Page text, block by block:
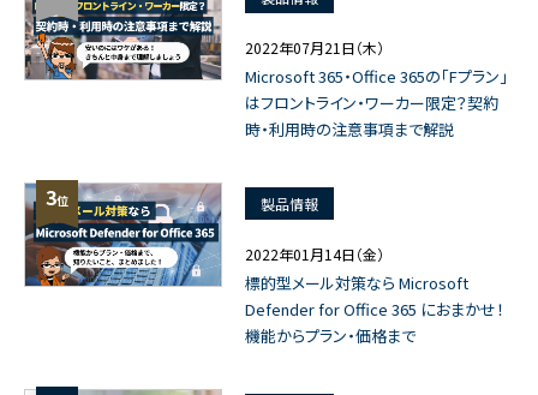
2022年07月21日（木）
Microsoft 365・Office 365の「Fプラン」
はフロントライン・ワーカー限定？契約
時・利用時の注意事項まで解説
3位 製品情報
2022年01月14日（金）
標的型メール対策なら Microsoft
Defender for Office 365 におまかせ！
機能からプラン・価格まで